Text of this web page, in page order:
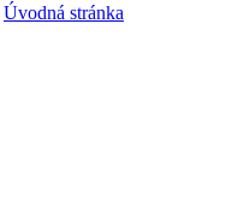
Úvodná stránka